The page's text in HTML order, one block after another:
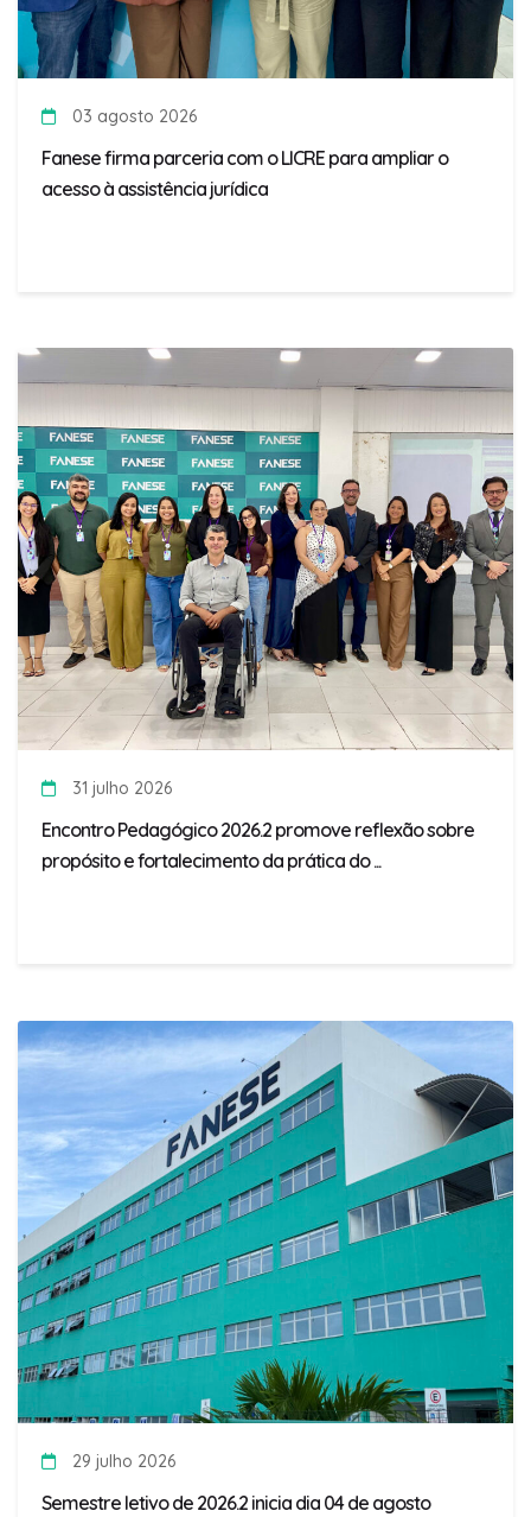
03 agosto 2026
Fanese firma parceria com o LICRE para ampliar o
acesso à assistência jurídica
31 julho 2026
Encontro Pedagógico 2026.2 promove reflexão sobre
propósito e fortalecimento da prática do ...
29 julho 2026
Semestre letivo de 2026.2 inicia dia 04 de agosto